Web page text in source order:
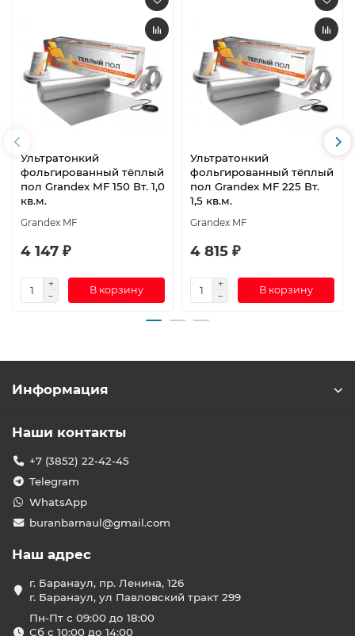
Ультратонкий
фольгированный тёплый
пол Grandex MF 150 Вт. 1,0
кв.м.
Grandex MF
4 147 ₽
В корзину
Ультратонкий
фольгированный тёплый
пол Grandex MF 225 Вт.
1,5 кв.м.
Grandex MF
4 815 ₽
В корзину
Информация
Наши контакты
+7 (3852) 22-42-45
Telegram
WhatsApp
buranbarnaul@gmail.com
Наш адрес
г. Баранаул, пр. Ленина, 126
г. Баранаул, ул Павловский тракт 299
Пн-Пт с 09:00 до 18:00
Сб с 10:00 до 14:00